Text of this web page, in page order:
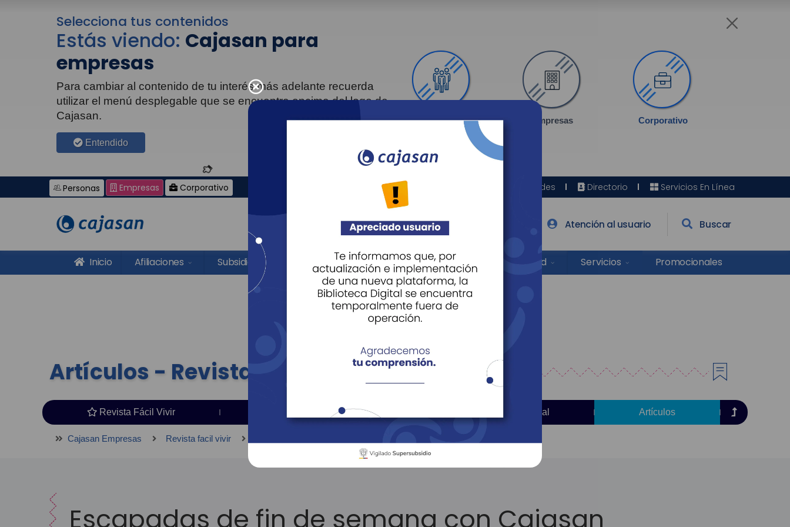
Selecciona tus contenidos
Estás viendo: Cajasan para
empresas
Para cambiar al contenido de tu interés más adelante recuerda
utilizar el menú desplegable que se encuentra encima del logo de
Cajasan.
Entendido
Personas Empresas Corporativo
Personas Empresas Corporativo Sedes Directorio Servicios En Línea
Agéndate Atención al usuario Buscar
Inicio Afiliaciones Subsidios Recreación Educación Cultura Salud Servicios Promocionales
Artículos - Revista Fácil Vivir
Revista Fácil Vivir Editorial Artículos
Cajasan Empresas Revista facil vivir
Escapadas de fin de semana con Cajasan